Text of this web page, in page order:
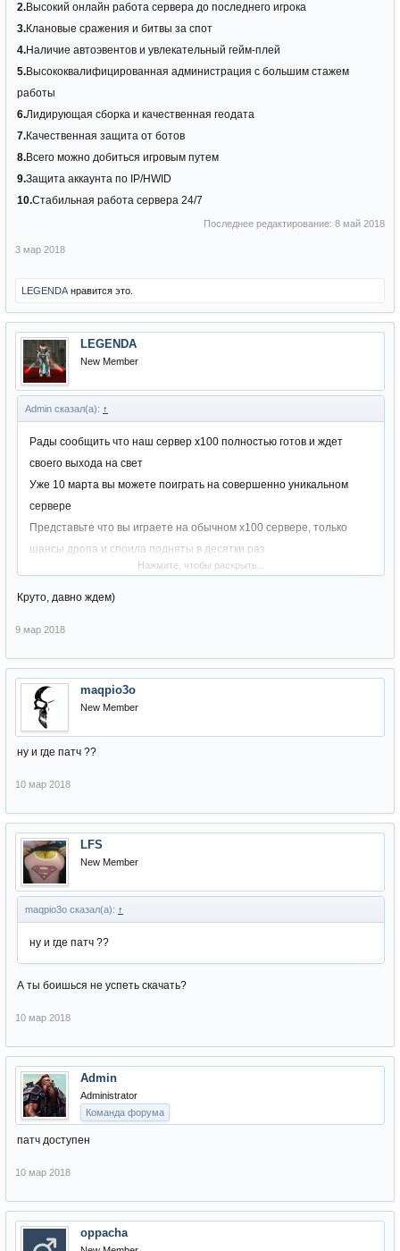
2.Высокий онлайн работа сервера до последнего игрока
3.Клановые сражения и битвы за спот
4.Наличие автоэвентов и увлекательный гейм-плей
5.Высококвалифицированная администрация с большим стажем
работы
6.Лидирующая сборка и качественная геодата
7.Качественная защита от ботов
8.Всего можно добиться игровым путем
9.Защита аккаунта по IP/HWID
10.Стабильная работа сервера 24/7
Последнее редактирование: 8 май 2018
3 мар 2018
LEGENDA нравится это.
LEGENDA
New Member
Admin сказал(а): ↑
Рады сообщить что наш сервер х100 полностью готов и ждет
своего выхода на свет
Уже 10 марта вы можете поиграть на совершенно уникальном
сервере
Представьте что вы играете на обычном х100 сервере, только
шансы дропа и споила подняты в десятки раз
Данный сервер подойдет как для любителей мелкорейтовых
серверов, так и для любителей пвп
сервере Easy-Craft.ru
Ждём вас и ваших друзей, открытие обещает быть жарким !
Нажмите, чтобы раскрыть...
Круто, давно ждем)
9 мар 2018
maqpio3o
New Member
ну и где патч ??
10 мар 2018
LFS
New Member
maqpio3o сказал(а): ↑
ну и где патч ??
А ты боишься не успеть скачать?
10 мар 2018
Admin
Administrator
Команда форума
патч доступен
10 мар 2018
oppacha